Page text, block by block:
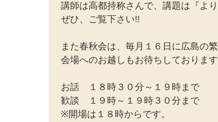
講師は高都持称さんで、講題は『よ
ぜひ、ご覧下さい!!
また春秋会は、毎月１６日に広島の
会場へのお越しもお待ちしておりま
お話 １８時３０分～１９時まで
歓談 １９時～１９時３０分まで
※開場は１８時からです。